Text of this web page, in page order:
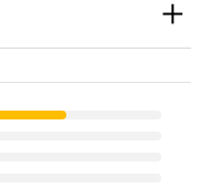
on (biocid). Kan
3-(2H)-on;